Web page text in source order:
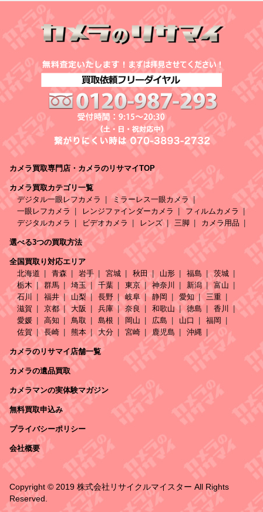
カメラ買取専門店・カメラのリサマイTOP
カメラ買取カテゴリ一覧
デジタル一眼レフカメラ
ミラーレス一眼カメラ
一眼レフカメラ
レンジファインダーカメラ
フィルムカメラ
デジタルカメラ
ビデオカメラ レンズ 三脚 カメラ用品
選べる3つの買取方法
全国買取り対応エリア
北海道
青森 岩手 宮城 秋田 山形 福島
茨城
栃木
群馬 埼玉 千葉 東京 神奈川 新潟
富山
石川
福井 山梨 長野 岐阜 静岡 愛知
三重
滋賀
京都 大阪 兵庫 奈良 和歌山 徳島
香川
愛媛
高知 鳥取 島根 岡山 広島 山口
福岡
佐賀
長崎 熊本 大分 宮崎 鹿児島 沖縄
カメラのリサマイ店舗一覧
カメラの遺品買取
カメラマンの実体験マガジン
無料買取申込み
プライバシーポリシー
会社概要
Copyright © 2019 株式会社リサイクルマイスター All Rights
Reserved.